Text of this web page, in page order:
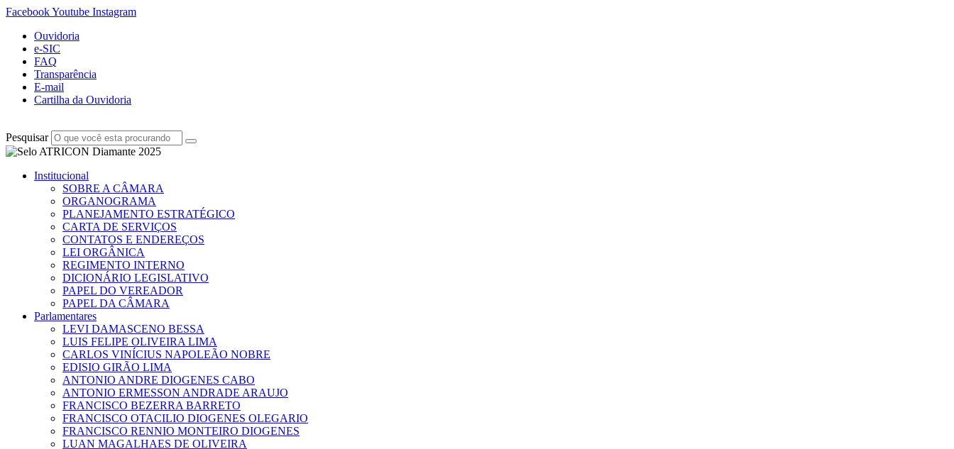
FacebookYoutube Instagram
Ouvidoria
e-SIC
FAQ
Transparência
E-mail
Cartilha da Ouvidoria
Pesquisar
Institucional
SOBRE A CÂMARA
ORGANOGRAMA
PLANEJAMENTO ESTRATÉGICO
CARTA DE SERVIÇOS
CONTATOS E ENDEREÇOS
LEI ORGÂNICA
REGIMENTO INTERNO
DICIONÁRIO LEGISLATIVO
PAPEL DO VEREADOR
PAPEL DA CÂMARA
Parlamentares
LEVI DAMASCENO BESSA
LUIS FELIPE OLIVEIRA LIMA
CARLOS VINÍCIUS NAPOLEÃO NOBRE
EDISIO GIRÃO LIMA
ANTONIO ANDRE DIOGENES CABO
ANTONIO ERMESSON ANDRADE ARAUJO
FRANCISCO BEZERRA BARRETO
FRANCISCO OTACILIO DIOGENES OLEGARIO
FRANCISCO RENNIO MONTEIRO DIOGENES
LUAN MAGALHAES DE OLIVEIRA